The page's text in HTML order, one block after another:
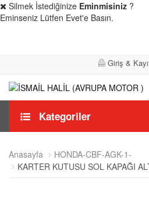
Silmek İstediğinize Eminmisiniz ?
Eminseniz Lütfen Evet'e Basın.
Giriş &
Kategoriler
Anasayfa
HONDA-CBF-AGK-1-
KARTER KUTUSU SOL KAPAĞI